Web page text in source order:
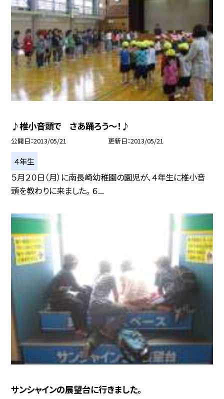
♪椎小音頭で さあ踊ろう〜！♪
公開日 2013/05/21 更新日 2013/05/21
４年生
５月２０日（月）に南長崎幼稚園の園児が、４年生に椎小音
頭を教わりに来ました。 ６...
サンシャインの展望台に行きました。